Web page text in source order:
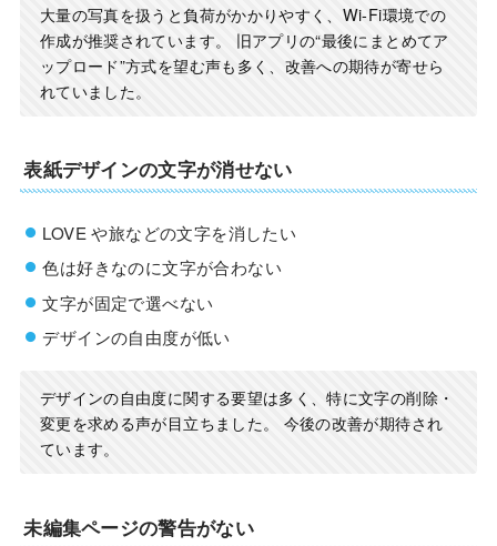
大量の写真を扱うと負荷がかかりやすく、Wi-Fi環境での
作成が推奨されています。 旧アプリの“最後にまとめてア
ップロード”方式を望む声も多く、改善への期待が寄せら
れていました。
表紙デザインの文字が消せない
LOVE や旅などの文字を消したい
色は好きなのに文字が合わない
文字が固定で選べない
デザインの自由度が低い
デザインの自由度に関する要望は多く、特に文字の削除・
変更を求める声が目立ちました。 今後の改善が期待され
ています。
未編集ページの警告がない